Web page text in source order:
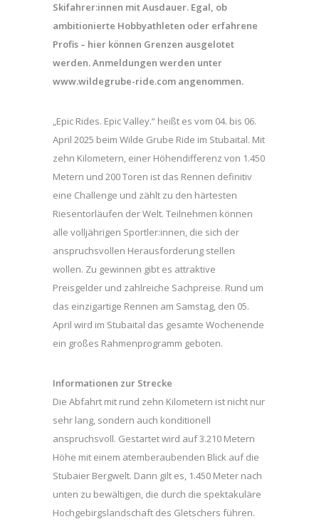
Skifahrer:innen mit Ausdauer. Egal, ob
ambitionierte Hobbyathleten oder erfahrene
Profis – hier können Grenzen ausgelotet
werden. Anmeldungen werden unter
www.wildegrube-ride.com angenommen.
„Epic Rides. Epic Valley.“ heißt es vom 04. bis 06.
April 2025 beim Wilde Grube Ride im Stubaital. Mit
zehn Kilometern, einer Höhendifferenz von 1.450
Metern und 200 Toren ist das Rennen definitiv
eine Challenge und zählt zu den härtesten
Riesentorläufen der Welt. Teilnehmen können
alle volljährigen Sportler:innen, die sich der
anspruchsvollen Herausforderung stellen
wollen. Zu gewinnen gibt es attraktive
Preisgelder und zahlreiche Sachpreise. Rund um
das einzigartige Rennen am Samstag, den 05.
April wird im Stubaital das gesamte Wochenende
ein großes Rahmenprogramm geboten.
Informationen zur Strecke
Die Abfahrt mit rund zehn Kilometern ist nicht nur
sehr lang, sondern auch konditionell
anspruchsvoll. Gestartet wird auf 3.210 Metern
Höhe mit einem atemberaubenden Blick auf die
Stubaier Bergwelt. Dann gilt es, 1.450 Meter nach
unten zu bewältigen, die durch die spektakuläre
Hochgebirgslandschaft des Gletschers führen.